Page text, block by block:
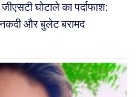
घोटाले का पर्दाफाश:
नकदी और बुलेट बरामद